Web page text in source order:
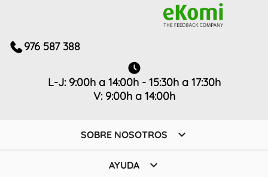
976 587 388
L-J: 9:00h a 14:00h - 15:30h a 17:30h
V: 9:00h a 14:00h
SOBRE NOSOTROS 
AYUDA 